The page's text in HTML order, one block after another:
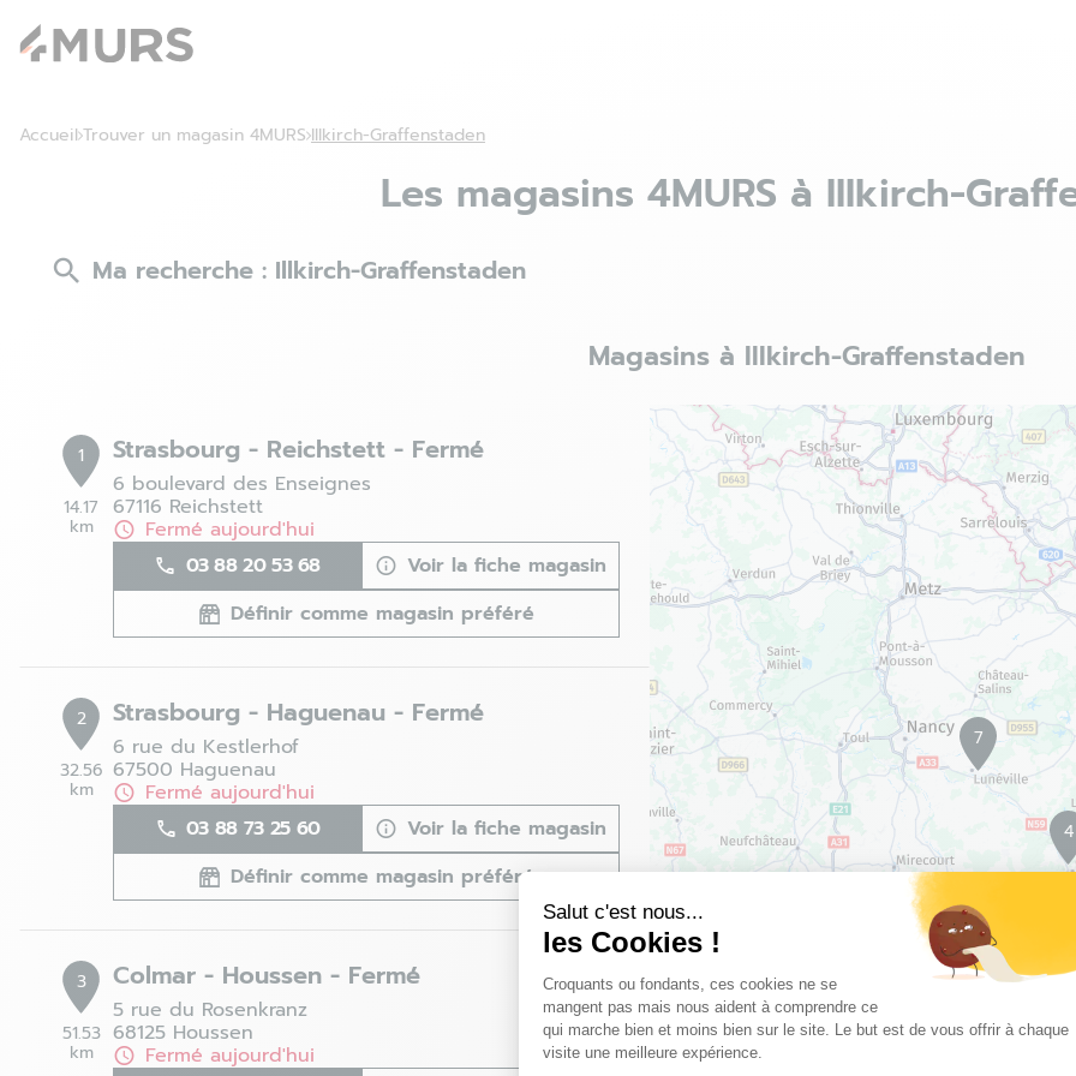
Salut c'est nous...
les Cookies !
Plateforme de Gestion du
Croquants ou fondants, ces cookies ne se
mangent pas mais nous aident à comprendre ce
qui marche bien et moins bien sur le site. Le but est de vous offrir à chaque
visite une meilleure expérience.
Accueil Trouver un magasin 4MURS Illkirch-Graffenstaden
Les magasins 4MURS à Illkirch-
Ma recherche : Illkirch-Graffenstaden
Magasins à Illkirch-Graffenstaden
1
14.17
km
Strasbourg - Reichstett - Fermé
6 boulevard des Enseignes
67116 Reichstett
Fermé aujourd'hui
03 88 20 53 68
Voir la fiche magasin
Définir comme magasin préféré
2
32.56
km
Strasbourg - Haguenau - Fermé
6 rue du Kestlerhof
67500 Haguenau
Fermé aujourd'hui
03 88 73 25 60
Voir la fiche magasin
Définir comme magasin préféré
3
51.53
km
Colmar - Houssen - Fermé
5 rue du Rosenkranz
68125 Houssen
Fermé aujourd'hui
7
4